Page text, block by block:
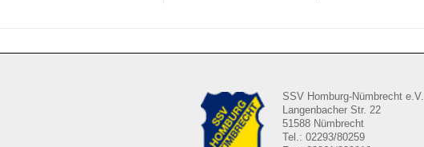
SSV Homburg-Nümbrecht e.V.
Langenbacher Str. 22
51588 Nümbrecht
Tel.: 02293/80259